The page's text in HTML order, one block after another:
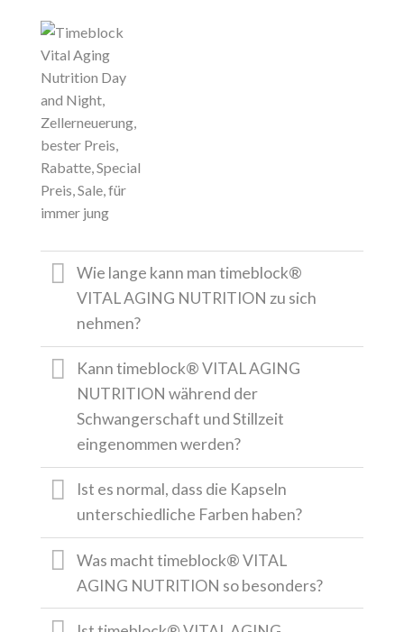
Wie lange kann man timeblock®
VITAL AGING NUTRITION zu sich
nehmen?
Kann timeblock® VITAL AGING
NUTRITION während der
Schwangerschaft und Stillzeit
eingenommen werden?
Ist es normal, dass die Kapseln
unterschiedliche Farben haben?
Was macht timeblock® VITAL
AGING NUTRITION so besonders?